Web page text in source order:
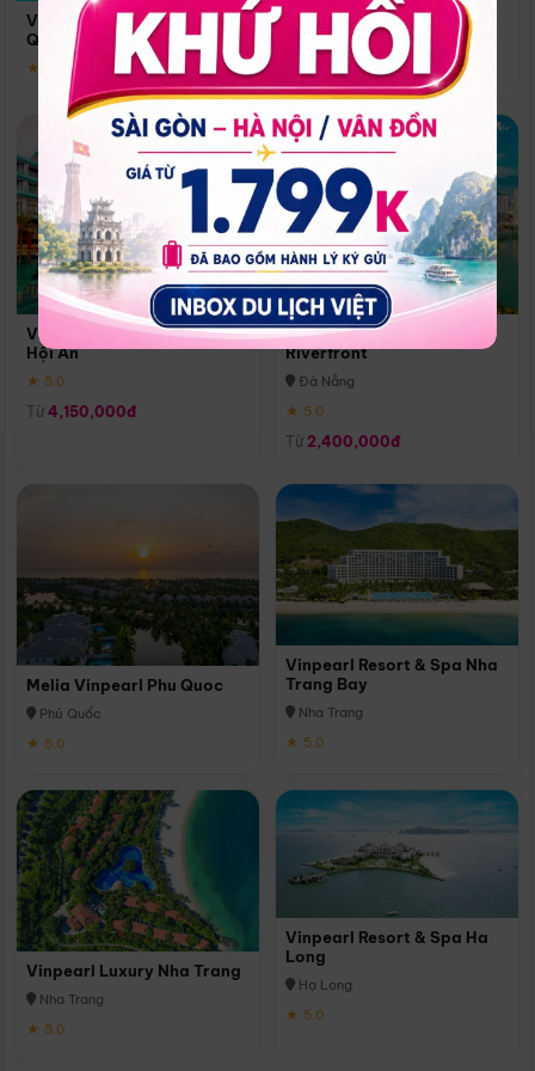
Vinpearl Resort & Spa Phu
Quoc
★ 5.0
Quoc
Phú Quốc
★ 5.0
Vinpearl Resort & Golf Nam
Hội An
★ 5.0
Từ 4,150,000đ
Melia Vinpearl Danang
Riverfront
Đà Nẵng
★ 5.0
Từ 2,400,000đ
Melia Vinpearl Phu Quoc
Phú Quốc
★ 5.0
Vinpearl Resort & Spa Nha
Trang Bay
Nha Trang
★ 5.0
Vinpearl Luxury Nha Trang
Nha Trang
★ 5.0
Vinpearl Resort & Spa Ha
Long
Hạ Long
★ 5.0